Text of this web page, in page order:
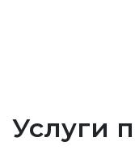
Услуги